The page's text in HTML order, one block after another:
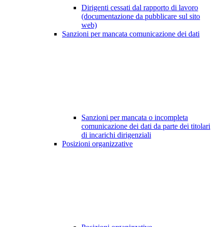
Dirigenti cessati dal rapporto di lavoro
(documentazione da pubblicare sul sito
web)
Sanzioni per mancata comunicazione dei dati
Sanzioni per mancata o incompleta
comunicazione dei dati da parte dei titolari
di incarichi dirigenziali
Posizioni organizzative